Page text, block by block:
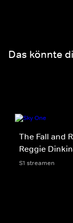
Das könnte
The Fall and
Reggie
S1 streamen